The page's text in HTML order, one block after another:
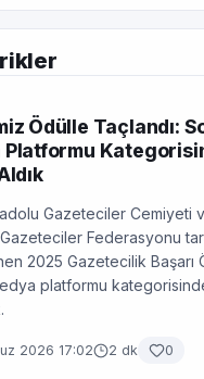
Ödülle Taçlandı:
Platformu
Gazeteciler Cemiyeti
Federasyonu
2025 Gazetecilik Başarı
platformu
2026 17:02 2 dk 0